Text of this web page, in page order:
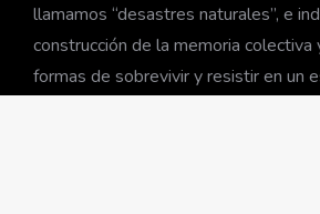
llamamos “desastres naturales”, e
construcción de la memoria colectiva
formas de sobrevivir y resistir en un